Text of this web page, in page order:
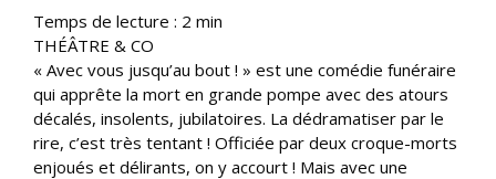
Temps de lecture : 2 min
THÉÂTRE & CO
« Avec vous jusqu’au bout ! » est une comédie funéraire
qui apprête la mort en grande pompe avec des atours
décalés, insolents, jubilatoires. La dédramatiser par le
rire, c’est très tentant ! Officiée par deux croque-morts
enjoués et délirants, on y accourt ! Mais avec une